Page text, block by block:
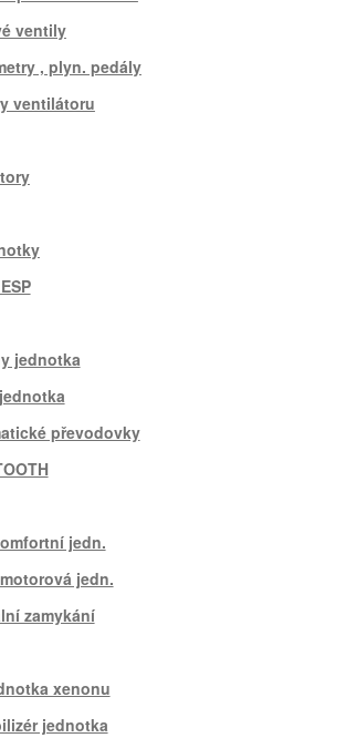
ventily
, plyn. pedály
ventilátoru
jednotka
převodovky
jedn.
jedn.
zamykání
xenonu
jednotka